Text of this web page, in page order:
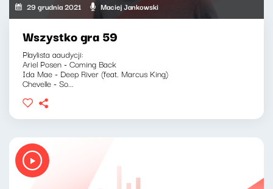
29 grudnia 2021 Maciej Jankowski
Wszystko gra 59
Playlista aaudycji:
Ariel Posen - Coming Back
Ida Mae - Deep River (feat. Marcus King)
Chevelle - So...